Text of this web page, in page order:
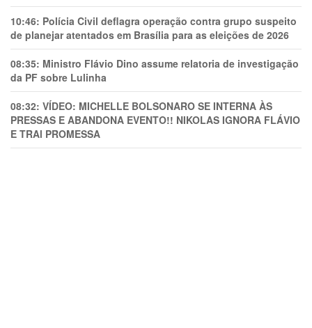
10:46: Polícia Civil deflagra operação contra grupo suspeito
de planejar atentados em Brasília para as eleições de 2026
08:35: Ministro Flávio Dino assume relatoria de investigação
da PF sobre Lulinha
08:32: VÍDEO: MICHELLE BOLSONARO SE INTERNA ÀS
PRESSAS E ABANDONA EVENTO!! NIKOLAS IGNORA FLÁVIO
E TRAl PROMESSA